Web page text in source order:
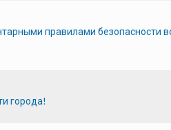
правилами безопасности
города!